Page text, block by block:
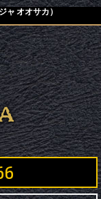
ャ オオサカ）